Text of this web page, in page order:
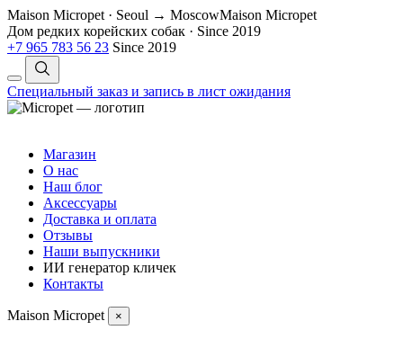
Maison Micropet · Seoul → MoscowMaison Micropet
Дом редких корейских собак · Since 2019
+7 965 783 56 23 Since 2019
Специальный заказ и запись в лист ожидания
Магазин
О нас
Наш блог
Аксессуары
Доставка и оплата
Отзывы
Наши выпускники
ИИ генератор кличек
Контакты
Maison Micropet ×